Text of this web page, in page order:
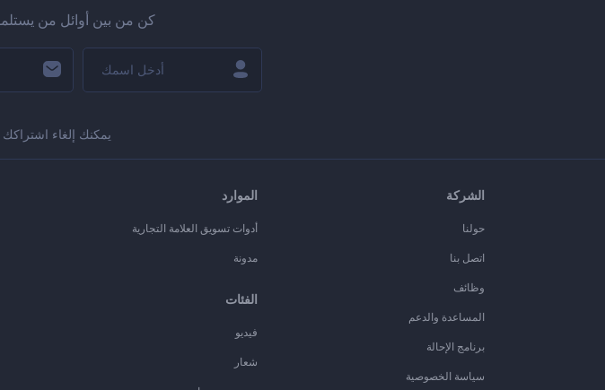
كن من بين أوائل من
يمكنك إلغاء
الشركة
حولنا
اتصل بنا
وظائف
المساعدة والدعم
برنامج الإحالة
سياسة الخصوصية
الموارد
أدوات تسويق العلامة التجارية
مدونة
الفئات
فيديو
شعار